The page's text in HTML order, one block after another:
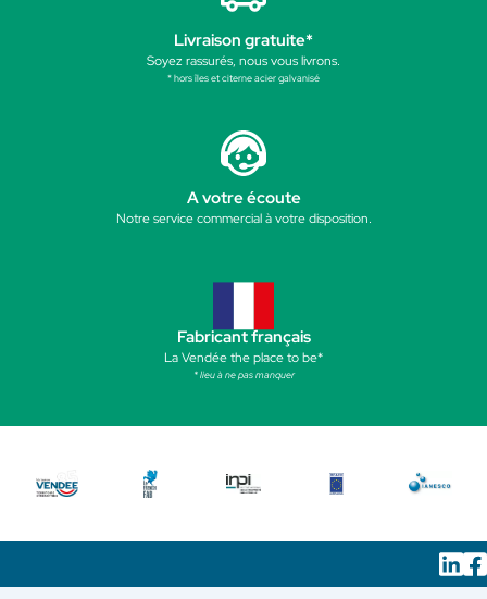
Livraison gratuite*
Soyez rassurés, nous vous livrons.
* hors îles et citerne acier galvanisé
A votre écoute
Notre service commercial à votre disposition.
Fabricant français
La Vendée the place to be*
* lieu à ne pas manquer